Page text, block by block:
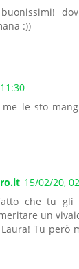
:))
me le sto
15/02/20,
che tu gli
un
Tu però